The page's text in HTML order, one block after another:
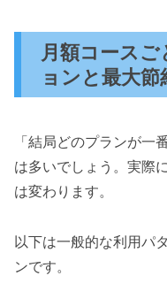
月額コース
ョンと最大節
「結局どのプランが一
は多いでしょう。実際
は変わります。
以下は一般的な利用パ
ンです。